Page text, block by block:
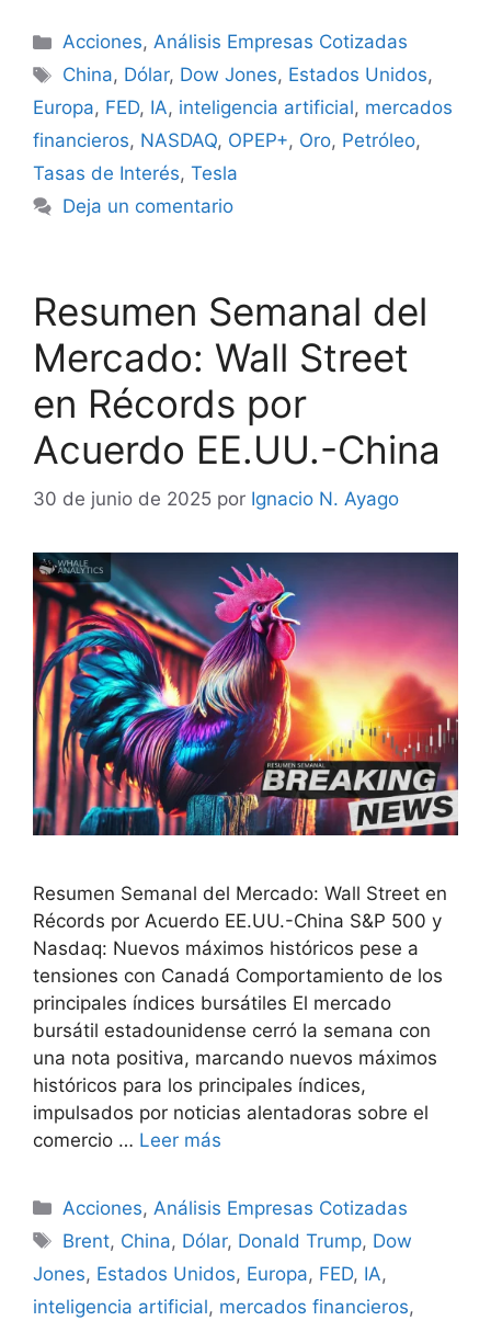
Categorías
Acciones,Análisis Empresas Cotizadas
Etiquetas
China, Dólar, Dow Jones, Estados Unidos,
Europa, FED, IA, inteligencia artificial, mercados
financieros, NASDAQ, OPEP+, Oro, Petróleo,
Tasas de Interés, Tesla
Deja un comentario
Resumen Semanal del
Mercado: Wall Street
en Récords por
Acuerdo EE.UU.-China
30 de junio de 2025 por Ignacio N. Ayago
Resumen Semanal del Mercado: Wall Street en
Récords por Acuerdo EE.UU.-China S&P 500 y
Nasdaq: Nuevos máximos históricos pese a
tensiones con Canadá Comportamiento de los
principales índices bursátiles El mercado
bursátil estadounidense cerró la semana con
una nota positiva, marcando nuevos máximos
históricos para los principales índices,
impulsados por noticias alentadoras sobre el
comercio … Leer más
Categorías
Acciones,Análisis Empresas Cotizadas
Etiquetas
Brent, China, Dólar, Donald Trump, Dow
Jones, Estados Unidos, Europa, FED, IA,
inteligencia artificial, mercados financieros,